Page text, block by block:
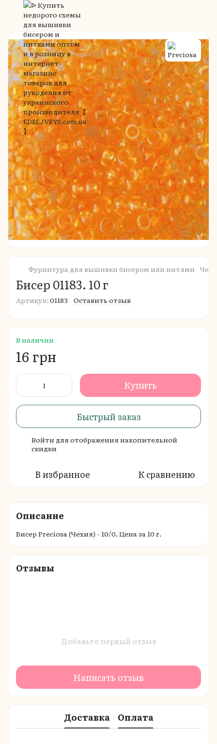
Фурнитура для вышивки бисером или нитями
Бисер 01183. 10 г
Артикул: 01183 Оставить отзыв
В наличии
16 грн
Купить
Быстрый заказ
Войти для отображения накопительной
скидки
В избранное К сравнению
Описание
Бисер Preciosa (Чехия) - 10/0. Цена за 10 г.
Отзывы
Добавьте первый отзыв
Написать отзыв
Доставка Оплата